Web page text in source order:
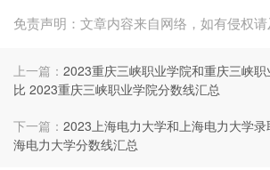
免责声明：文章内容来自网络，如有侵权请
上一篇： 2023重庆三峡职业学院和重庆三峡
比 2023重庆三峡职业学院分数线汇总
下一篇： 2023上海电力大学和上海电力大学
海电力大学分数线汇总